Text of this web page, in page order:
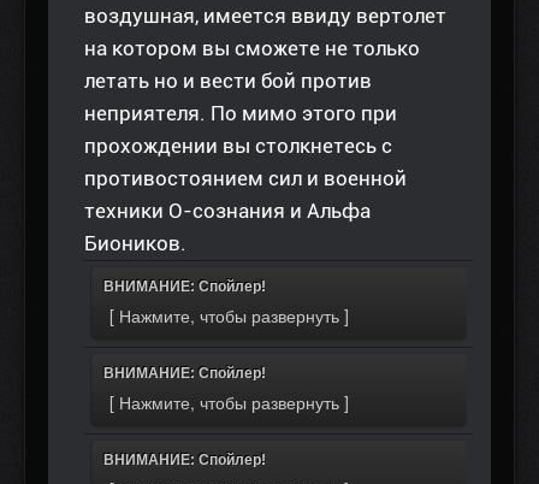
воздушная, имеется ввиду вертолет
на котором вы сможете не только
летать но и вести бой против
неприятеля. По мимо этого при
прохождении вы столкнетесь с
противостоянием сил и военной
техники О-сознания и Альфа
Биоников.
ВНИМАНИЕ: Спойлер!
ВНИМАНИЕ: Спойлер!
ВНИМАНИЕ: Спойлер!